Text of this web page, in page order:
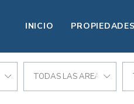
INICIO PROPIEDADES
TODAS LAS AREAS